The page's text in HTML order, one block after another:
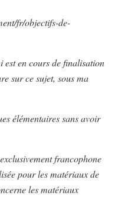
fr/objectifs-de-
en cours de finalisation
sur ce sujet, sous ma
élémentaires sans avoir
francophone
pour les matériaux de
les matériaux